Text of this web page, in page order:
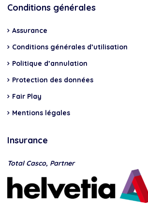
Conditions générales
Assurance
Conditions générales d’utilisation
Politique d’annulation
Protection des données
Fair Play
Mentions légales
Insurance
Total Casco, Partner